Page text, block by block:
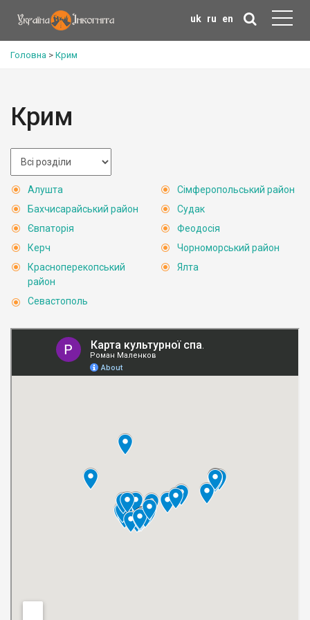
uk ru en
Головна > Крим
Крим
Алушта
Бахчисарайський район
Євпаторія
Керч
Красноперекопський
район
Севастополь
Сімферопольський район
Судак
Феодосія
Чорноморський район
Ялта